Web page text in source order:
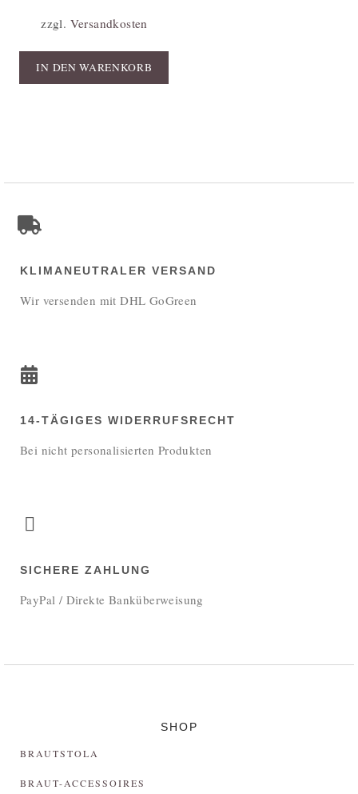
zzgl. Versandkosten
IN DEN WARENKORB
KLIMANEUTRALER VERSAND
Wir versenden mit DHL GoGreen
14-TÄGIGES WIDERRUFSRECHT
Bei nicht personalisierten Produkten
SICHERE ZAHLUNG
PayPal / Direkte Banküberweisung
SHOP
BRAUTSTOLA
BRAUT-ACCESSOIRES